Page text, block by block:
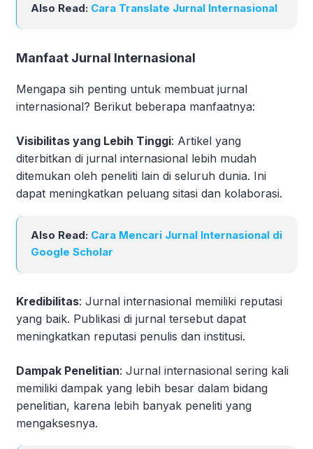
Also Read: Cara Translate Jurnal Internasional
Manfaat Jurnal Internasional
Mengapa sih penting untuk membuat jurnal
internasional? Berikut beberapa manfaatnya:
Visibilitas yang Lebih Tinggi: Artikel yang
diterbitkan di jurnal internasional lebih mudah
ditemukan oleh peneliti lain di seluruh dunia. Ini
dapat meningkatkan peluang sitasi dan kolaborasi.
Also Read: Cara Mencari Jurnal Internasional di
Google Scholar
Kredibilitas: Jurnal internasional memiliki reputasi
yang baik. Publikasi di jurnal tersebut dapat
meningkatkan reputasi penulis dan institusi.
Dampak Penelitian: Jurnal internasional sering kali
memiliki dampak yang lebih besar dalam bidang
penelitian, karena lebih banyak peneliti yang
mengaksesnya.